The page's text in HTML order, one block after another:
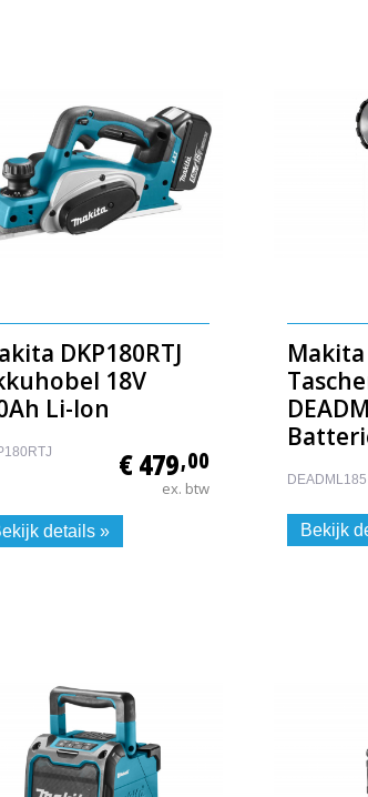
DKP180RTJ
18V
Li-Ion
€ 479,00
ex. btw
details »
Makita
DEADML185
Bekijk